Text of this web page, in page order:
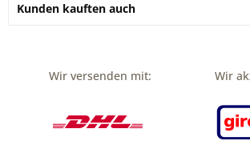
Kunden kauften auch
Wir versenden mit: Wir